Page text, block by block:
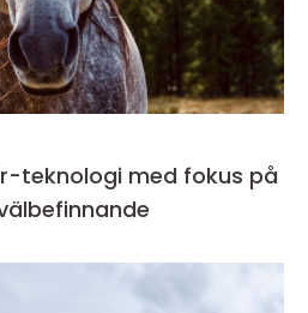
teknologi med fokus på